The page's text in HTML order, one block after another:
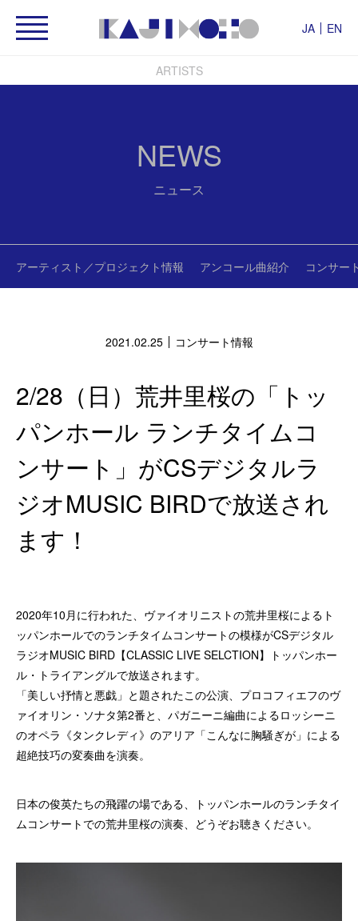
JA EN
ARTISTS
NEWS
ニュース
アーティスト／プロジェクト情報 アンコール曲紹介 コンサー
2021.02.25 コンサート情報
2/28（日）荒井里桜の「トッ
パンホール ランチタイムコ
ンサート」がCSデジタルラ
ジオMUSIC BIRDで放送され
ます！
2020年10月に行われた、ヴァイオリニストの荒井里桜によるト
ッパンホールでのランチタイムコンサートの模様がCSデジタル
ラジオMUSIC BIRD【CLASSIC LIVE SELCTION】トッパンホー
ル・トライアングルで放送されます。
「美しい抒情と悪戯」と題されたこの公演、プロコフィエフのヴ
ァイオリン・ソナタ第2番と、パガニーニ編曲によるロッシーニ
のオペラ《タンクレディ》のアリア「こんなに胸騒ぎが」による
超絶技巧の変奏曲を演奏。
日本の俊英たちの飛躍の場である、トッパンホールのランチタイ
ムコンサートでの荒井里桜の演奏、どうぞお聴きください。